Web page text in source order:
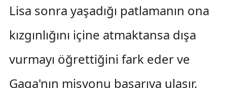
Lisa sonra yaşadığı patlamanın ona
kızgınlığını içine atmaktansa dışa
vurmayı öğrettiğini fark eder ve
Gaga'nın misyonu başarıya ulaşır.